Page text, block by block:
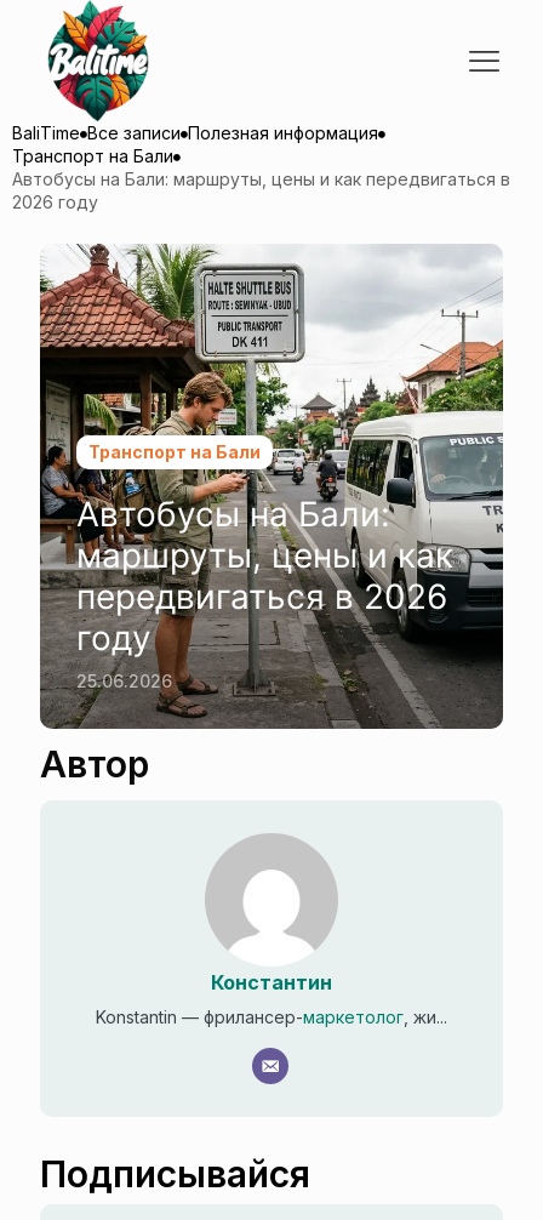
BaliTime Все записи Полезная информация
Транспорт на Бали
Автобусы на Бали: маршруты, цены и как передвигаться в
2026 году
Транспорт на Бали
Автобусы на Бали:
маршруты, цены и как
передвигаться в 2026
году
25.06.2026
Автор
Константин
Konstantin — фрилансер-маркетолог , жи...
Подписывайся